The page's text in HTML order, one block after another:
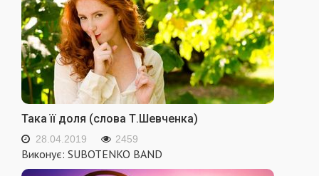
Така її доля (слова Т.Шевченка)
28.04.2019 2459
Виконує: SUBOTENKO BAND